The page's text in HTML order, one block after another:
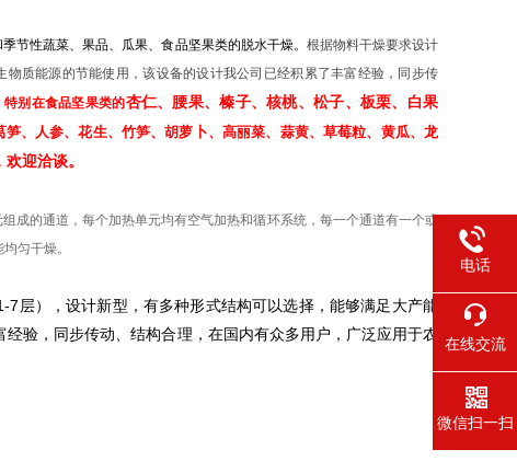
节性蔬菜、果品、瓜果、食品坚果类的脱水干燥。 根据物料干燥要求设计
质能源的节能使用，该设备的设计我公司已经积累了丰富经验，同步传
特别在食品坚果类的杏仁、腰果、榛子、核桃、松子、板栗、白果
、人参、花生、竹笋、胡萝卜、高丽菜、蒜黄、草莓粒、黄瓜、龙
迎洽谈。
的通道，每个加热单元均有空气加热和循环系统，每一个通道有一个或
匀干燥。
7层），设计新型，有多种形式结构可以选择，能够满足大产能
验，同步传动、结构合理，在国内有众多用户，广泛应用于农
电话
在线交流
微信扫一扫